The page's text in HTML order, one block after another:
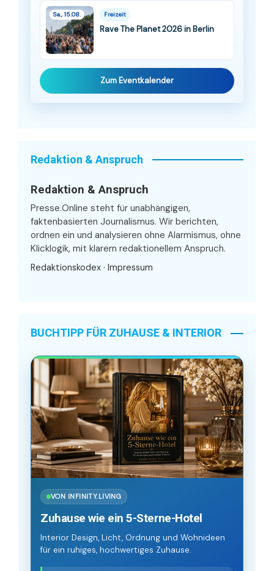
Sa., 15.08. Freizeit
Rave The Planet 2026 in Berlin
Zum Eventkalender
Redaktion & Anspruch
Redaktion & Anspruch
Presse.Online steht für unabhängigen,
faktenbasierten Journalismus. Wir berichten,
ordnen ein und analysieren ohne Alarmismus, ohne
Klicklogik, mit klarem redaktionellem Anspruch.
Redaktionskodex · Impressum
BUCHTIPP FÜR ZUHAUSE & INTERIOR
VON INFINITY.LIVING
Zuhause wie ein 5-Sterne-Hotel
Interior Design, Licht, Ordnung und Wohnideen
für ein ruhiges, hochwertiges Zuhause.